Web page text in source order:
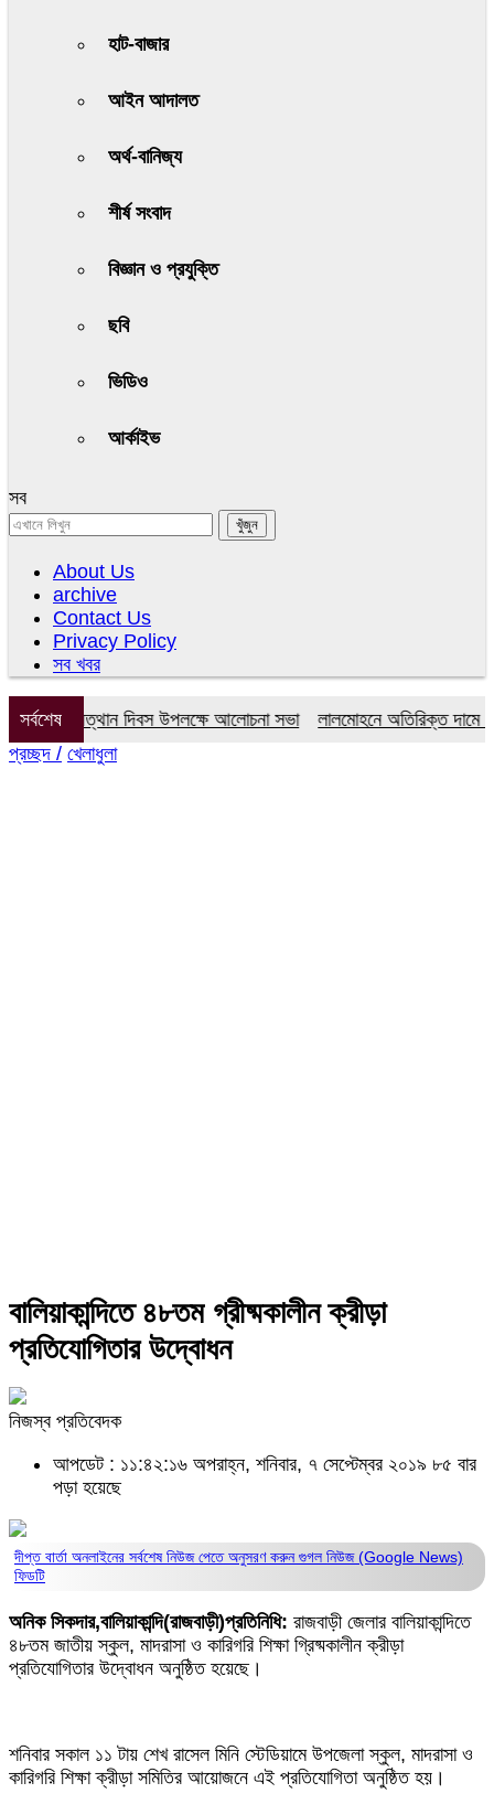
হাট-বাজার
আইন আদালত
অর্থ-বানিজ্য
শীর্ষ সংবাদ
বিজ্ঞান ও প্রযুক্তি
ছবি
ভিডিও
আর্কাইভ
সব
About Us
archive
Contact Us
Privacy Policy
সব খবর
সর্বশেষ দিবস উপলক্ষে আলোচনা সভা
লালমোহনে অতিরিক্ত দামে সার
প্রচ্ছদ / খেলাধুলা
বালিয়াকান্দিতে ৪৮তম গ্রীষ্মকালীন ক্রীড়া
প্রতিযোগিতার উদ্বোধন
নিজস্ব প্রতিবেদক
আপডেট : ১১:৪২:১৬ অপরাহ্ন, শনিবার, ৭ সেপ্টেম্বর ২০১৯ ৮৫ বার
পড়া হয়েছে
দীপ্ত বার্তা অনলাইনের সর্বশেষ নিউজ পেতে অনুসরণ করুনগুগল নিউজ (Google News)
ফিডটি
অনিক সিকদার,বালিয়াকান্দি(রাজবাড়ী)প্রতিনিধি: রাজবাড়ী জেলার বালিয়াকান্দিতে
৪৮তম জাতীয় স্কুল, মাদরাসা ও কারিগরি শিক্ষা গ্রিষ্মকালীন ক্রীড়া
প্রতিযোগিতার উদ্বোধন অনুষ্ঠিত হয়েছে।
শনিবার সকাল ১১ টায় শেখ রাসেল মিনি স্টেডিয়ামে উপজেলা স্কুল, মাদরাসা ও
কারিগরি শিক্ষা ক্রীড়া সমিতির আয়োজনে এই প্রতিযোগিতা অনুষ্ঠিত হয়।